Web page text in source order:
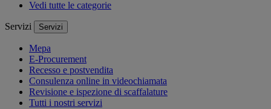
Vedi tutte le categorie
Servizi Servizi
Mepa
E-Procurement
Recesso e postvendita
Consulenza online in videochiamata
Revisione e ispezione di scaffalature
Tutti i nostri servizi